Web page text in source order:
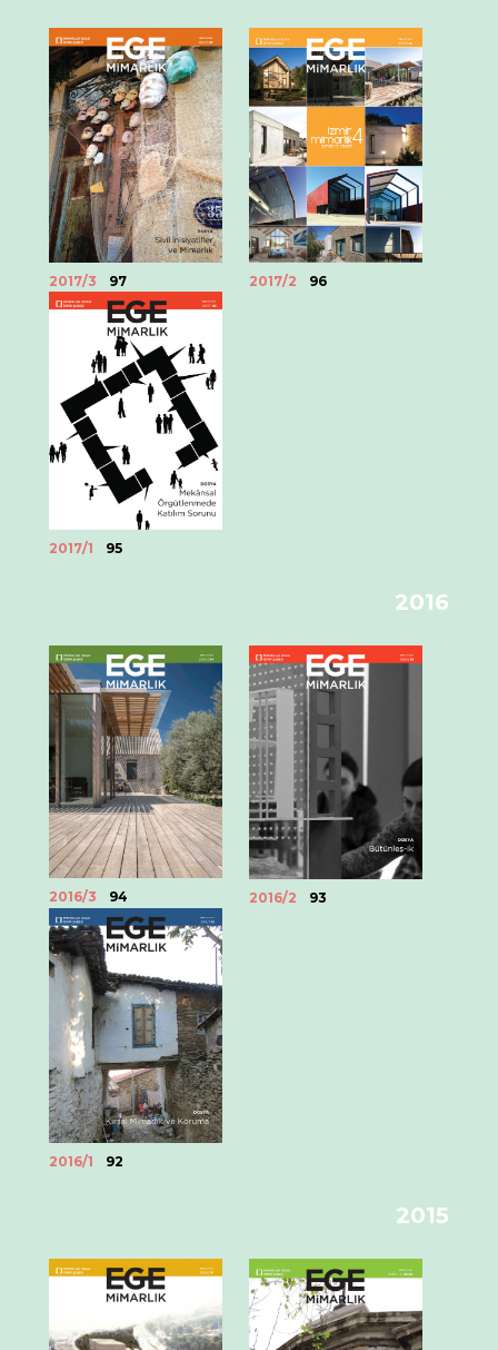
2015
2016
2016/3 94 2016/2 93
2016/1 92
2017/3 97 2017/2 96
2017/1 95